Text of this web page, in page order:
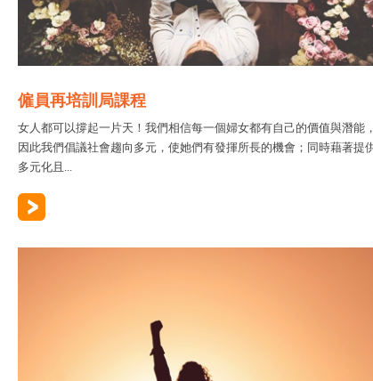
僱員再培訓局課程
女人都可以撐起一片天！我們相信每一個婦女都有自己的價值與潛能，
因此我們倡議社會趨向多元，使她們有發揮所長的機會；同時藉著提
多元化且...